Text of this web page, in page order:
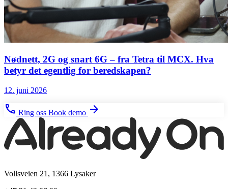
Nødnett, 2G og snart 6G – fra Tetra til MCX. Hva
betyr det egentlig for beredskapen?
12. juni 2026
phone Ring oss Book demo arrow_forward
Vollsveien 21, 1366 Lysaker